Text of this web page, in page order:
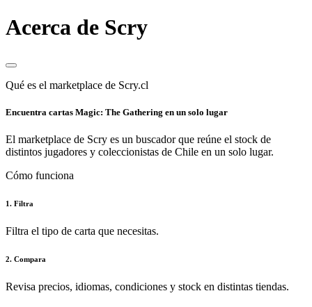
Acerca de Scry
Qué es el marketplace de Scry.cl
Encuentra cartas Magic: The Gathering en un solo lugar
El marketplace de Scry es un buscador que reúne el stock de
distintos jugadores y coleccionistas de Chile en un solo lugar.
Cómo funciona
1. Filtra
Filtra el tipo de carta que necesitas.
2. Compara
Revisa precios, idiomas, condiciones y stock en distintas tiendas.